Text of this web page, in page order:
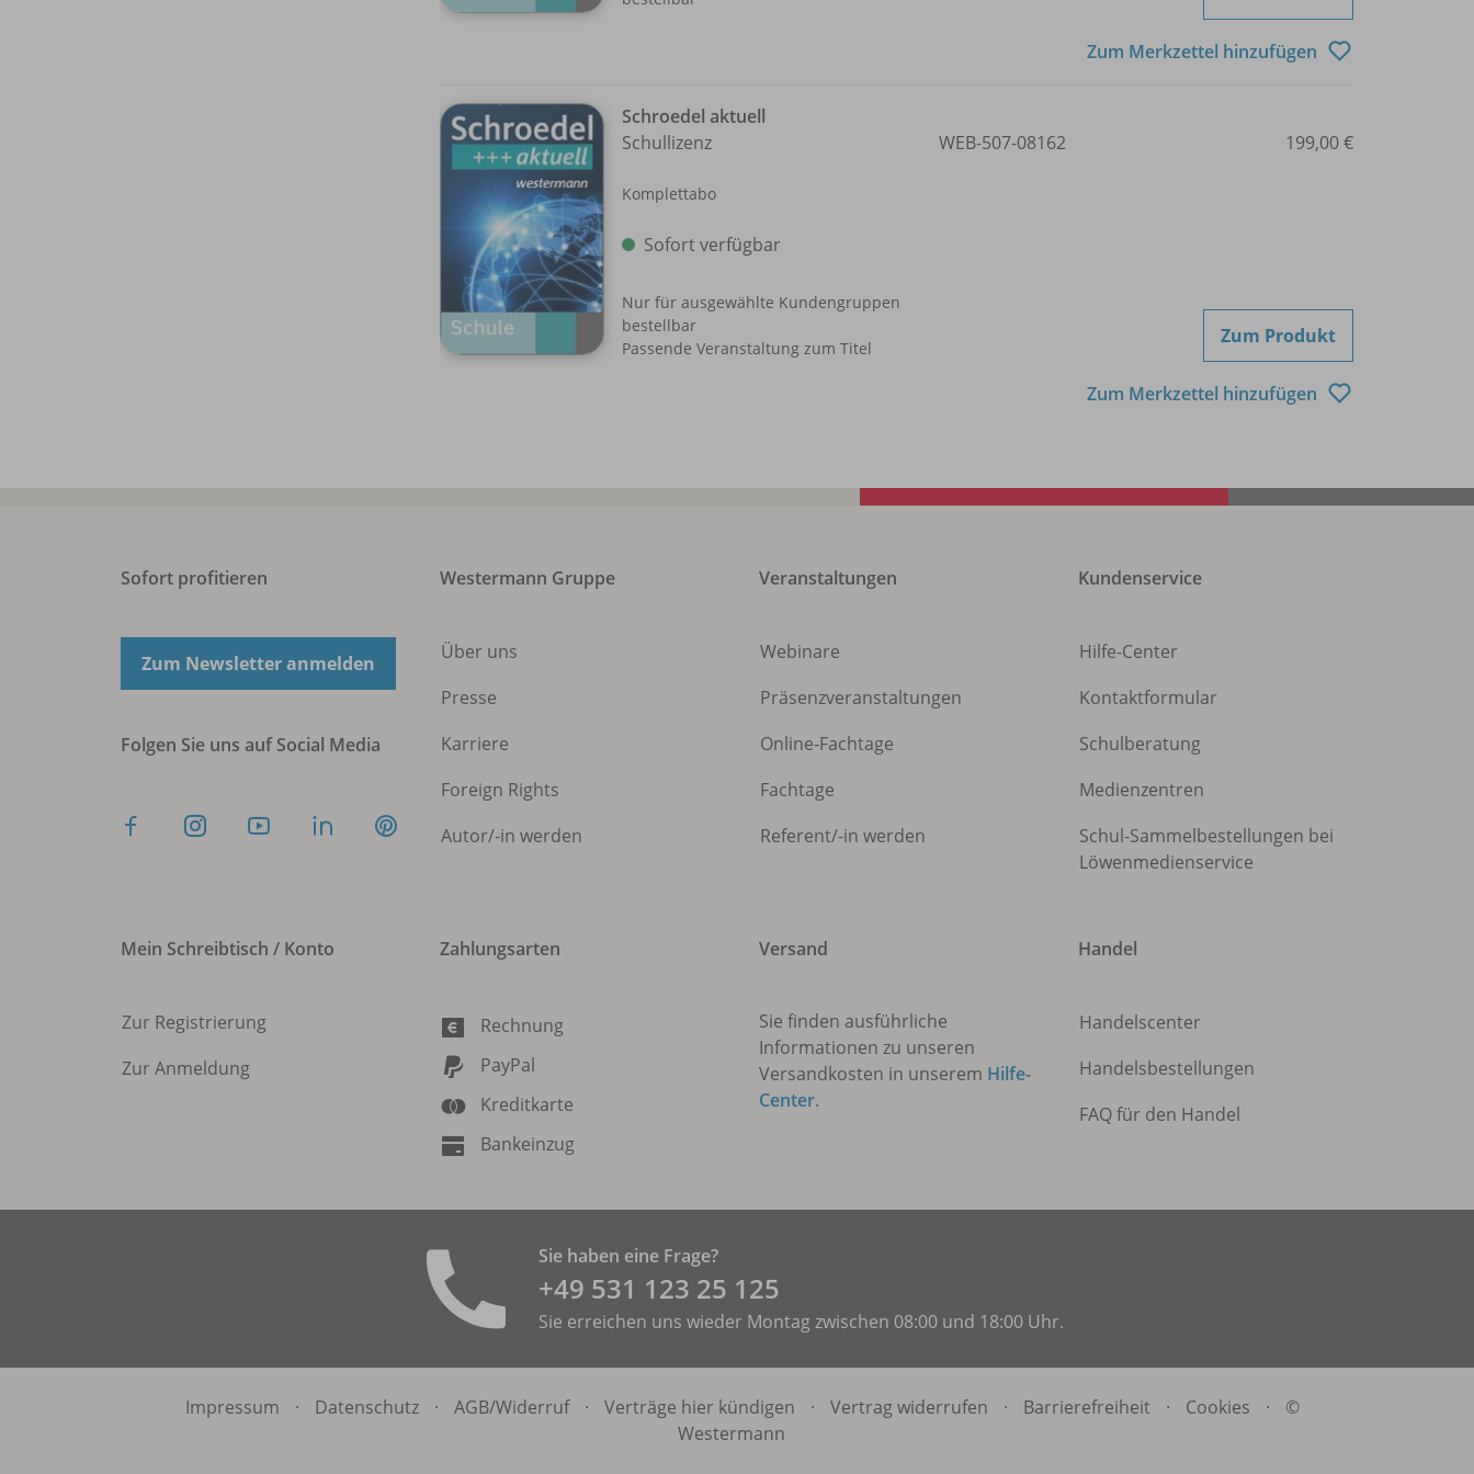
Zum Merkzettel hinzufügen
Schroedel aktuell
Schullizenz
Komplettabo
Sofort verfügbar
Nur für ausgewählte Kundengruppen
bestellbar
Passende Veranstaltung zum Titel
WEB-507-08162 199,00 €
Zum Produkt
Zum Merkzettel hinzufügen
Sofort profitieren
Zum Newsletter anmelden
Folgen Sie uns auf Social Media
Westermann Gruppe
Über uns
Presse
Karriere
Foreign Rights
Autor/-in werden
Veranstaltungen
Webinare
Präsenzveranstaltungen
Online-Fachtage
Fachtage
Referent/-in werden
Kundenservice
Hilfe-Center
Kontaktformular
Schulberatung
Medienzentren
Schul-Sammelbestellungen bei
Löwenmedienservice
Mein Schreibtisch / Konto
Zur Registrierung
Zur Anmeldung
Zahlungsarten
Rechnung
PayPal
Kreditkarte
Bankeinzug
Versand
Sie finden ausführliche
Informationen zu unseren
Versandkosten in unserem Hilfe-
Center.
Handel
Handelscenter
Handelsbestellungen
FAQ für den Handel
Sie haben eine Frage?
+49 531 ­123 25 125
Sie erreichen uns wieder Montag zwischen 08:00 und 18:00 Uhr.
Impressum · Datenschutz · AGB/Widerruf · Verträge hier kündigen · Vertrag widerrufen · Barrierefreiheit · Cookies ·
©
Westermann